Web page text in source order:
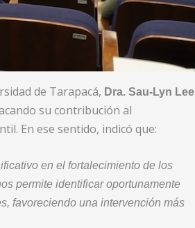
de Tarapacá, Dra. Sau-Lyn Lee
su contribución al
En ese sentido, indicó que:
en el fortalecimiento de los
permite identificar oportunamente
favoreciendo una intervención más